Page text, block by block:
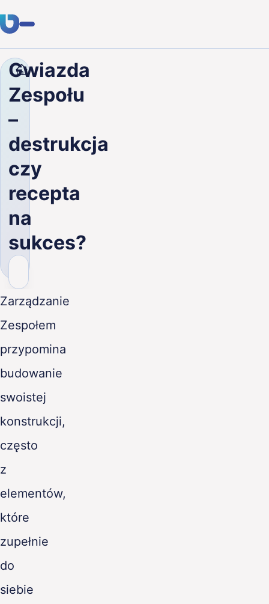
Usługi
Klienci
Kariera
Firma Blog
Gwiazda
Zespołu
–
destrukcja
czy
recepta
na
sukces?
Zarządzanie
Zespołem
przypomina
budowanie
swoistej
konstrukcji,
często
z
elementów,
które
zupełnie
do
siebie